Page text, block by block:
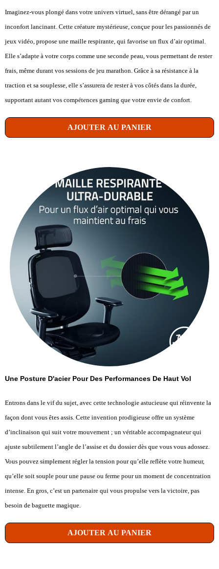
Imaginez-vous plongé dans votre univers virtuel, sans être dérangé par un
inconfort lancinant. Cette créature mystérieuse, conçue pour les passionnés de
jeux vidéo, propose une maille respirante, qui favorise un flux d’air optimal.
Elle s’adapte à votre corps comme une seconde peau, vous permettant de rester
frais, même durant vos sessions de jeu marathon. Grâce à sa résistance à la
traction et sa souplesse, elle s’assurera de rester à vos côtés dans la durée,
supportant autant vos compétences gaming que votre envie de confort.
AJOUTER AU PANIER
Une Posture D'acier Pour Des Performances De Haut Vol
Entrons dans le vif du sujet, avec cette technologie astucieuse qui réinvente la
façon dont vous êtes assis. Cette invention prodigieuse offre un système
d’inclinaison qui suit votre mouvement ; un véritable accompagnateur qui
ajuste subtilement l’angle de l’assise et du dossier dès que vous vous adossez.
Vous pouvez simplement régler la tension pour qu’elle reflète votre humeur,
qu’elle soit souple pour une pause ou ferme pour un moment de concentration
intense. En gros, c’est un partenaire qui vous propulse vers la victoire, pas
besoin de baguette magique.
AJOUTER AU PANIER